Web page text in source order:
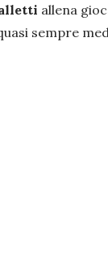
allena
sempre